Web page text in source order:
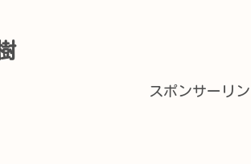
スポンサーリ